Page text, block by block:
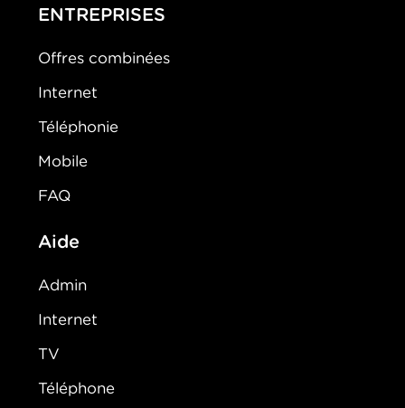
ENTREPRISES
Offres combinées
Internet
Téléphonie
Mobile
FAQ
Aide
Admin
Internet
TV
Téléphone